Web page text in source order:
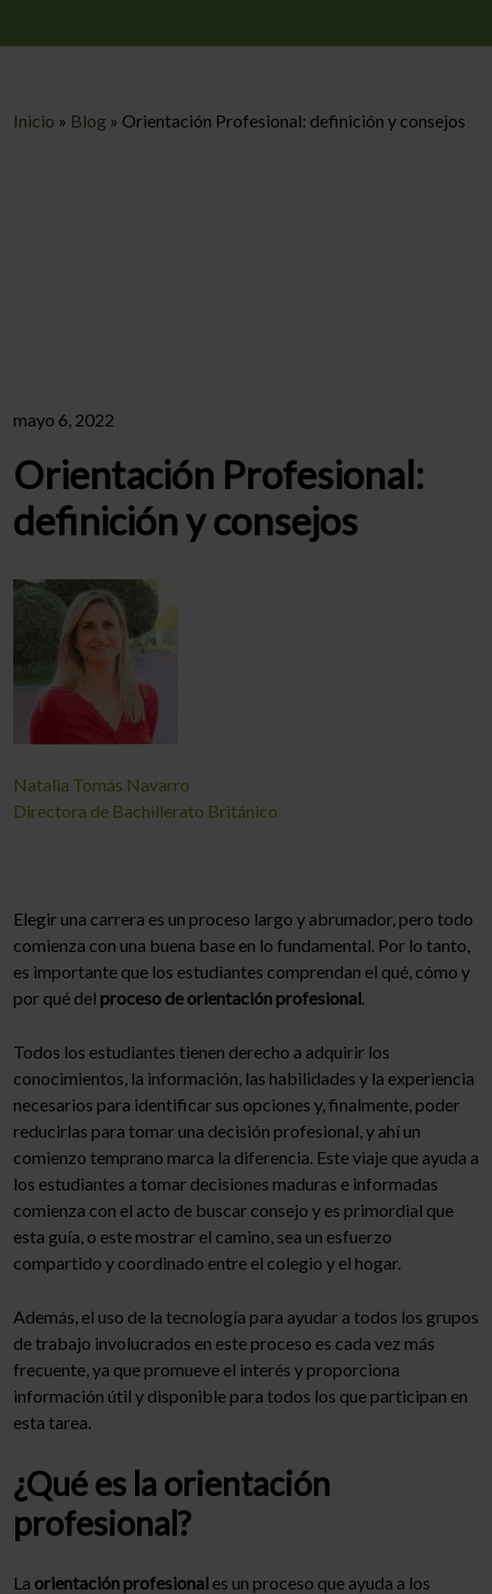
Inicio » Blog » Orientación Profesional: definición y consejos
mayo 6, 2022
Orientación Profesional:
definición y consejos
Natalia Tomás Navarro
Directora de Bachillerato Británico
Elegir una carrera es un proceso largo y abrumador, pero todo
comienza con una buena base en lo fundamental. Por lo tanto,
es importante que los estudiantes comprendan el qué, cómo y
por qué del proceso de orientación profesional.
Todos los estudiantes tienen derecho a adquirir los
conocimientos, la información, las habilidades y la experiencia
necesarios para identificar sus opciones y, finalmente, poder
reducirlas para tomar una decisión profesional, y ahí un
comienzo temprano marca la diferencia. Este viaje que ayuda a
los estudiantes a tomar decisiones maduras e informadas
comienza con el acto de buscar consejo y es primordial que
esta guía, o este mostrar el camino, sea un esfuerzo
compartido y coordinado entre el colegio y el hogar.
Además, el uso de la tecnología para ayudar a todos los grupos
de trabajo involucrados en este proceso es cada vez más
frecuente, ya que promueve el interés y proporciona
información útil y disponible para todos los que participan en
esta tarea.
¿Qué es la orientación
profesional?
La orientación profesional es un proceso que ayuda a los